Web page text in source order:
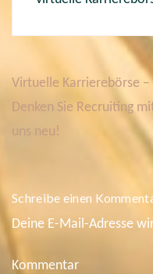
e
t
s
a
v
i
Virtuelle Karrierebörse –
Denken Sie Recruiting
uns neu!
Schreibe einen
Deine E-Mail-Adresse
Kommentar